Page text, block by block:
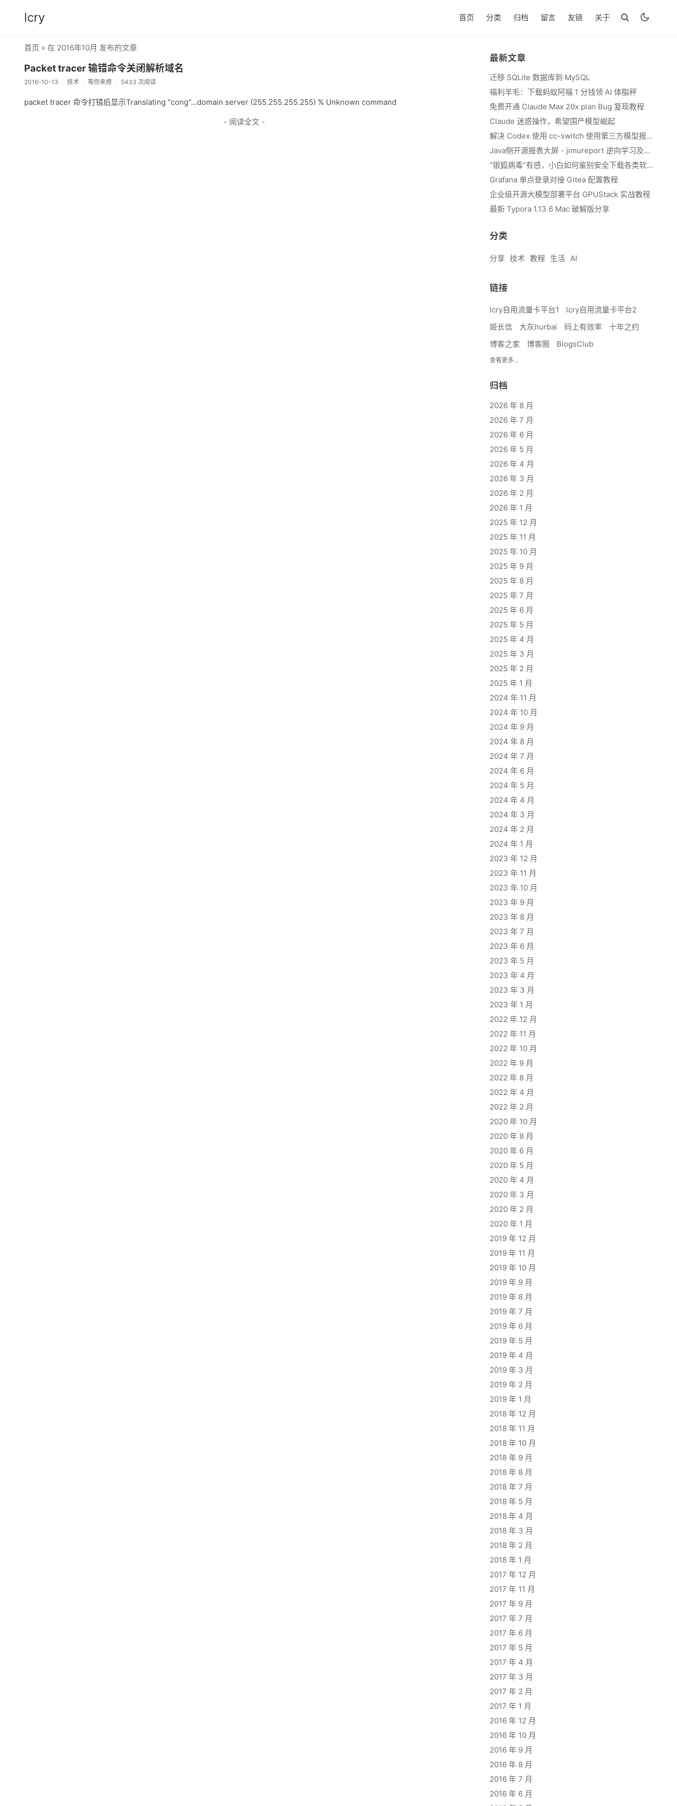
lcry 首页 分类 归档 留言 友链 关于
首页 » 在 2016年10月 发布的文章
Packet tracer 输错命令关闭解析域名
2016-10-13 技术 等你来撩 5433 次阅读
packet tracer 命令打错后显示Translating "cong"...domain server (255.255.255.255) % Unknown command
- 阅读全文 -
最新文章
迁移 SQLite 数据库到 MySQL
福利羊毛：下载蚂蚁阿福 1 分钱领 AI 体脂秤
免费开通 Claude Max 20x plan Bug 复现教程
Claude 迷惑操作，希望国产模型崛起
解决 Codex 使用 cc-switch 使用第三方模型报错 We&#039;re currently experiencing high demand, which may cause temporary errors.
Java侧开源报表大屏 - jimureport 逆向学习及二开思路
“银狐病毒”有感，小白如何鉴别安全下载各类软件
Grafana 单点登录对接 Gitea 配置教程
企业级开源大模型部署平台 GPUStack 实战教程
最新 Typora 1.13.6 Mac 破解版分享
分类
分享 技术 教程 生活 AI
链接
lcry自用流量卡平台1
lcry自用流量卡平台2
姬长信
大灰hurbai 码上有效率
十年之约
博客之家
博客圈 BlogsClub
查看更多...
归档
2026 年 8 月
2026 年 7 月
2026 年 6 月
2026 年 5 月
2026 年 4 月
2026 年 3 月
2026 年 2 月
2026 年 1 月
2025 年 12 月
2025 年 11 月
2025 年 10 月
2025 年 9 月
2025 年 8 月
2025 年 7 月
2025 年 6 月
2025 年 5 月
2025 年 4 月
2025 年 3 月
2025 年 2 月
2025 年 1 月
2024 年 11 月
2024 年 10 月
2024 年 9 月
2024 年 8 月
2024 年 7 月
2024 年 6 月
2024 年 5 月
2024 年 4 月
2024 年 3 月
2024 年 2 月
2024 年 1 月
2023 年 12 月
2023 年 11 月
2023 年 10 月
2023 年 9 月
2023 年 8 月
2023 年 7 月
2023 年 6 月
2023 年 5 月
2023 年 4 月
2023 年 3 月
2023 年 1 月
2022 年 12 月
2022 年 11 月
2022 年 10 月
2022 年 9 月
2022 年 8 月
2022 年 4 月
2022 年 2 月
2020 年 10 月
2020 年 8 月
2020 年 6 月
2020 年 5 月
2020 年 4 月
2020 年 3 月
2020 年 2 月
2020 年 1 月
2019 年 12 月
2019 年 11 月
2019 年 10 月
2019 年 9 月
2019 年 8 月
2019 年 7 月
2019 年 6 月
2019 年 5 月
2019 年 4 月
2019 年 3 月
2019 年 2 月
2019 年 1 月
2018 年 12 月
2018 年 11 月
2018 年 10 月
2018 年 9 月
2018 年 8 月
2018 年 7 月
2018 年 5 月
2018 年 4 月
2018 年 3 月
2018 年 2 月
2018 年 1 月
2017 年 12 月
2017 年 11 月
2017 年 9 月
2017 年 7 月
2017 年 6 月
2017 年 5 月
2017 年 4 月
2017 年 3 月
2017 年 2 月
2017 年 1 月
2016 年 12 月
2016 年 10 月
2016 年 9 月
2016 年 8 月
2016 年 7 月
2016 年 6 月